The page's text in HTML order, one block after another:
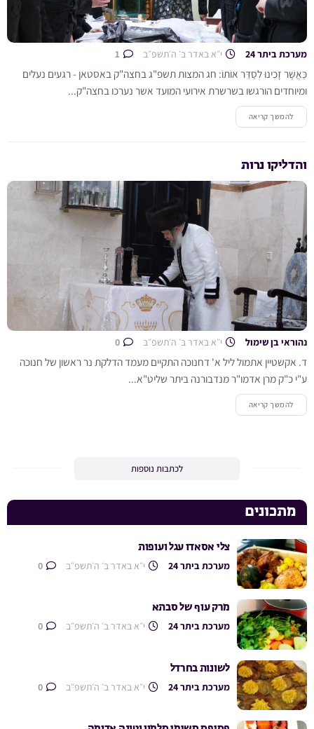
מערכת ביתר 24 י״א באדר ב׳ ה׳תשפ״ב
כַּאֲשֶׁר זָכִינוּ לְסַדֵּר אוֹתוֹ: חג המצות תשפ"ג בחצה"ק באסטאן - רגעים נעלים
ומיוחדים הורגשו בשרשרת אירועי המועד אשר נערכו בחצה"ק...
להמשך קריאה
והדליקו נרות
נהוראי בן שימול י״א באדר ב׳ ה׳תשפ״ב
ד. אקשטיין אתמול ליל א' דחנוכה התקיים מעמד הדלקת נר ראשון של חנוכה
ע"י כ"ק מרן אדמו"ר מנדבורנה ביתר שליט"א...
להמשך קריאה
לכתבות נוספות
מתכונים
צלי אסאדו עגל ועופות
מערכת ביתר 24 י״א באדר ב׳ ה׳תשפ״ב
מרק עוף של סבתא
מערכת ביתר 24 י״א באדר ב׳ ה׳תשפ״ב
לשונות בחרדל
מערכת ביתר 24 י״א באדר ב׳ ה׳תשפ״ב